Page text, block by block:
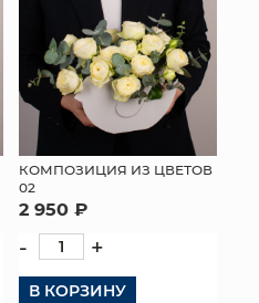
КОМПОЗИЦИЯ ИЗ ЦВЕТОВ
02
2 950 ₽
- +
В КОРЗИНУ